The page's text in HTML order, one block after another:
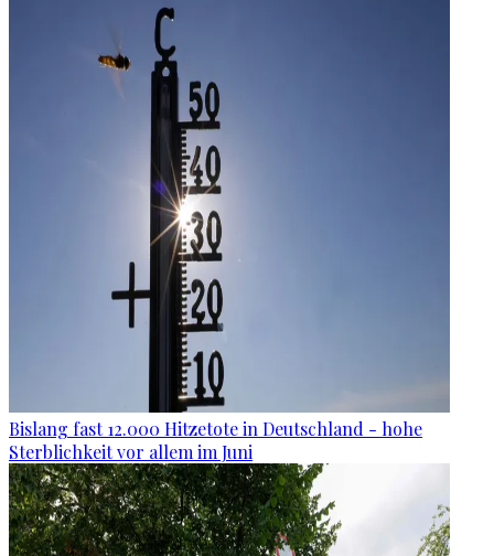
Bislang fast 12.000 Hitzetote in Deutschland - hohe
Sterblichkeit vor allem im Juni